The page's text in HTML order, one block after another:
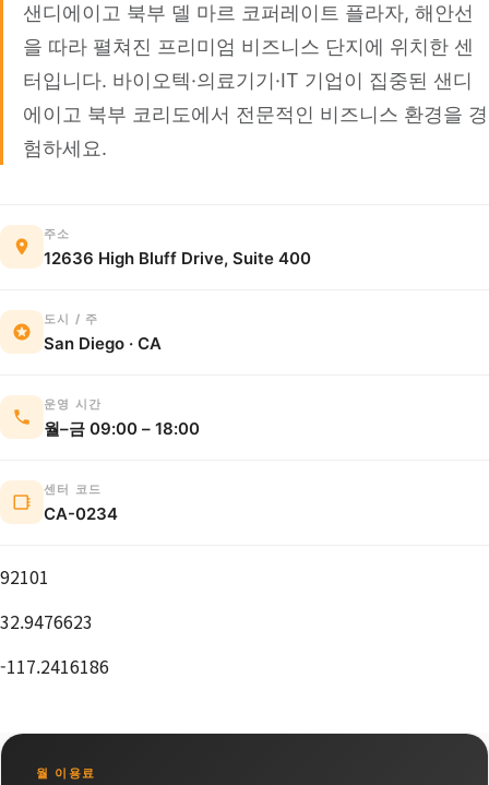
샌디에이고 북부 델 마르 코퍼레이트 플라자, 해안선
을 따라 펼쳐진 프리미엄 비즈니스 단지에 위치한 센
터입니다. 바이오텍·의료기기·IT 기업이 집중된 샌디
에이고 북부 코리도에서 전문적인 비즈니스 환경을 경
험하세요.
주소
12636 High Bluff Drive, Suite 400
도시 / 주
San Diego · CA
운영 시간
월–금 09:00 – 18:00
센터 코드
CA-0234
92101
32.9476623
-117.2416186
월 이용료